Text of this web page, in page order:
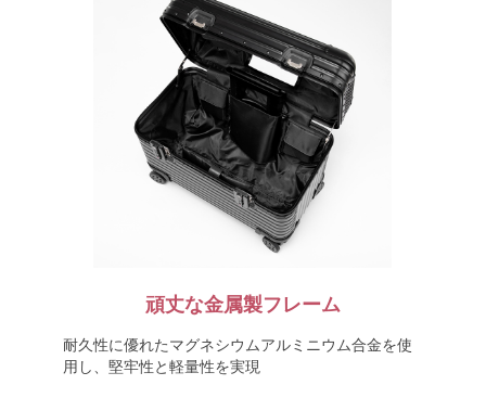
頑丈な金属製フレーム
耐久性に優れたマグネシウムアルミニウム合金を使
用し、堅牢性と軽量性を実現